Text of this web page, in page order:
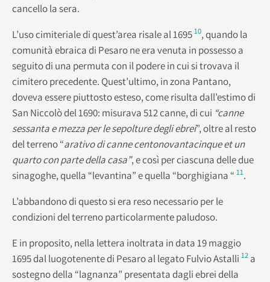
cancello la sera.
L’uso cimiteriale di quest’area risale al 169510, quando la
comunità ebraica di Pesaro ne era venuta in possesso a
seguito di una permuta con il podere in cui si trovava il
cimitero precedente. Quest’ultimo, in zona Pantano,
doveva essere piuttosto esteso, come risulta dall’estimo di
San Niccolò del 1690: misurava 512 canne, di cui “canne
sessanta e mezza per le sepolturedegli ebrei”, oltre al resto
del terreno “arativo di canne centonovantacinque et un
quarto con parte della casa”, e così per ciascuna delle due
sinagoghe, quella “levantina” e quella “borghigiana “ 11.
L’abbandono di questo si era reso necessario per le
condizioni del terreno particolarmente paludoso.
E in proposito, nella lettera inoltrata in data 19 maggio
1695 dal luogotenente di Pesaro al legato Fulvio Astalli 12 a
sostegno della “lagnanza” presentata dagli ebrei della